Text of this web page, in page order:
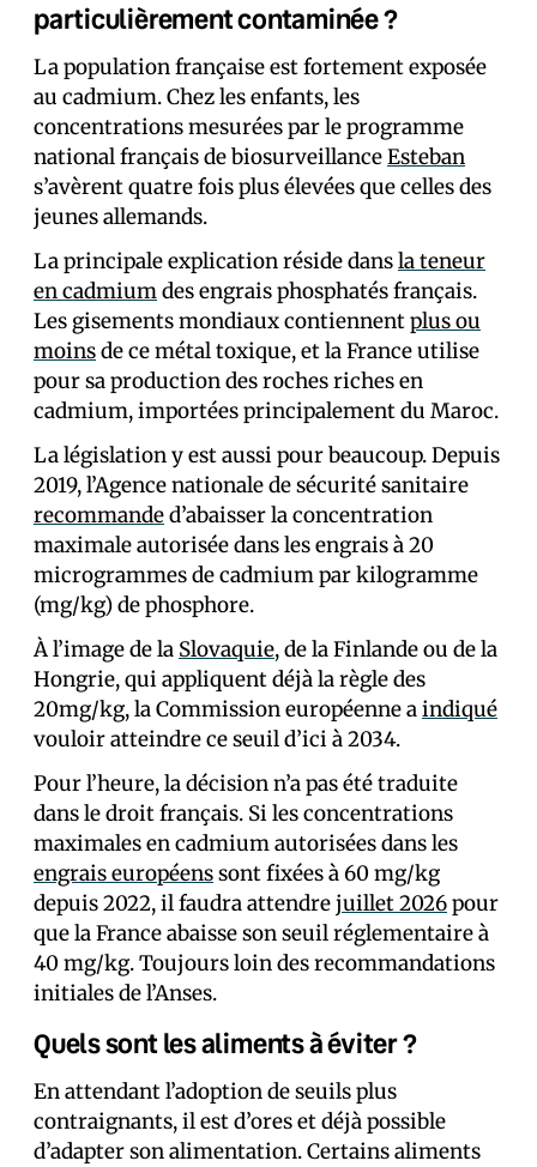
particulièrement contaminée ?
La population française est fortement exposée
au cadmium. Chez les enfants, les
concentrations mesurées par le programme
national français de biosurveillanceEsteban
s’avèrent quatre fois plus élevées que celles des
jeunes allemands.
La principale explication réside dansla teneur
en cadmiumdes engrais phosphatés français.
Les gisements mondiaux contiennentplus ou
moinsde ce métal toxique, et la France utilise
pour sa production des roches riches en
cadmium, importées principalement du Maroc.
La législation y est aussi pour beaucoup. Depuis
2019, l’Agence nationale de sécurité sanitaire
recommanded’abaisser la concentration
maximale autorisée dans les engrais à 20
microgrammes de cadmium par kilogramme
(mg/kg) de phosphore.
À l’image de la Slovaquie, de la Finlande ou de la
Hongrie, qui appliquent déjà la règle des
20mg/kg, la Commission européenne aindiqué
vouloir atteindre ce seuil d’ici à 2034.
Pour l’heure, la décision n’a pas été traduite
dans le droit français. Si les concentrations
maximales en cadmium autorisées dans les
engrais européenssont fixées à 60 mg/kg
depuis 2022, il faudra attendrejuillet 2026pour
que la France abaisse son seuil réglementaire à
40 mg/kg. Toujours loin des recommandations
initiales de l’Anses.
Quels sont les aliments à éviter ?
En attendant l’adoption de seuils plus
contraignants, il est d’ores et déjà possible
d’adapter son alimentation. Certains aliments